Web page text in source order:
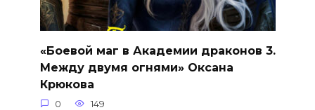
«Боевой маг в Академии драконов 3.
Между двумя огнями» Оксана
Крюкова
0 149